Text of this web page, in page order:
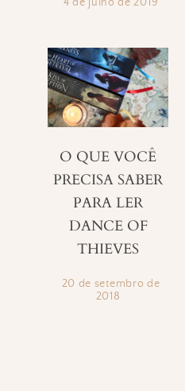
O QUE VOCÊ
PRECISA SABER
PARA LER
DANCE OF
THIEVES
20 de setembro de
2018